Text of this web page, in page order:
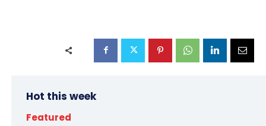
Hot this week
Featured